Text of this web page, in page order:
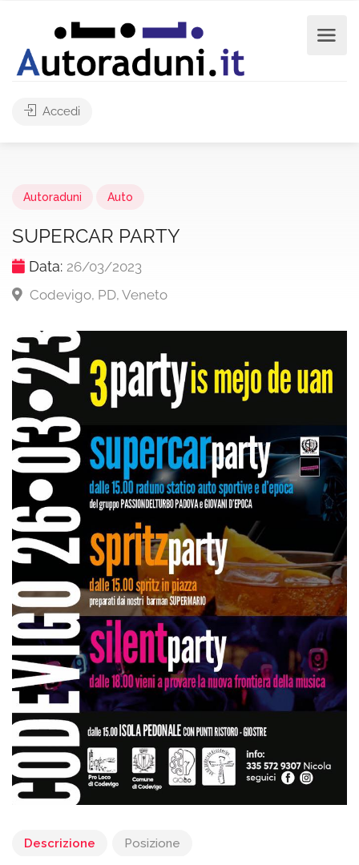
Accedi
Autoraduni Auto
SUPERCAR PARTY
Data: 26/03/2023
Codevigo, PD, Veneto
Descrizione Posizione